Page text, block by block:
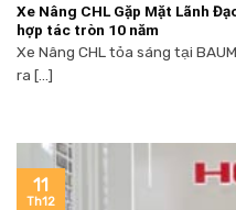
Xe Nâng CHL Gặp Mặt Lãnh
hợp tác tròn 10 năm
Xe Nâng CHL tỏa sáng tại
ra [...]
11
Th12